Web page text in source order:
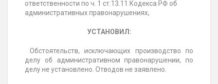
ответственности по ч. 1 ст.13.11 Кодекса РФ об
административных правонарушениях,
УСТАНОВИЛ:
Обстоятельств, исключающих производство по
делу об административном правонарушении, по
делу не установлено. Отводов не заявлено.